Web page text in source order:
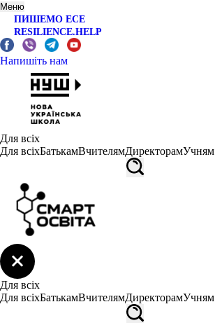
Меню
ПИШЕМО ЕСЕ
RESILIENCE.HELP
Напишіть нам
Для всіх
Для всіхБатькамВчителямДиректорамУчням
Для всіх
Для всіхБатькамВчителямДиректорамУчням